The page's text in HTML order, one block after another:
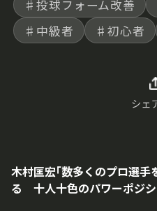
♯投球フォーム改善
♯中級者
♯初心者
シェ
木村匡宏｢数多くのプロ選手
る 十人十色のパワーポジ